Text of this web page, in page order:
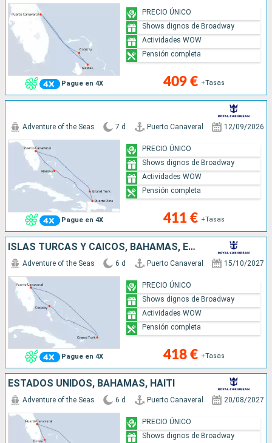
Pague en 4X 409 € +Tasas
PRECIO ÚNICO
Shows dignos de Broadway
Actividades WOW
Pensión completa
Pague en 4X
Adventure of the Seas 7 d Puerto Canaveral 12/09/2026
411 € +Tasas
PRECIO ÚNICO
Shows dignos de Broadway
Actividades WOW
Pensión completa
ISLAS TURCAS Y CAICOS, BAHAMAS, ESTADOS UNIDOS
Pague en 4X
Adventure of the Seas 6 d Puerto Canaveral 15/10/2027
418 € +Tasas
PRECIO ÚNICO
Shows dignos de Broadway
Actividades WOW
Pensión completa
ESTADOS UNIDOS, BAHAMAS, HAITI
Adventure of the Seas 6 d Puerto Canaveral 20/08/2027
PRECIO ÚNICO
Shows dignos de Broadway